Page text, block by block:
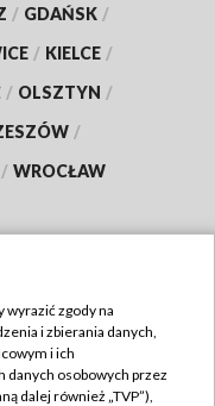
/ GDAŃSK /
/ KIELCE /
/ OLSZTYN /
/
/ WROCŁAW
wyrazić zgody na
i zbierania danych,
i ich
danych osobowych przez
dalej również „TVP”),